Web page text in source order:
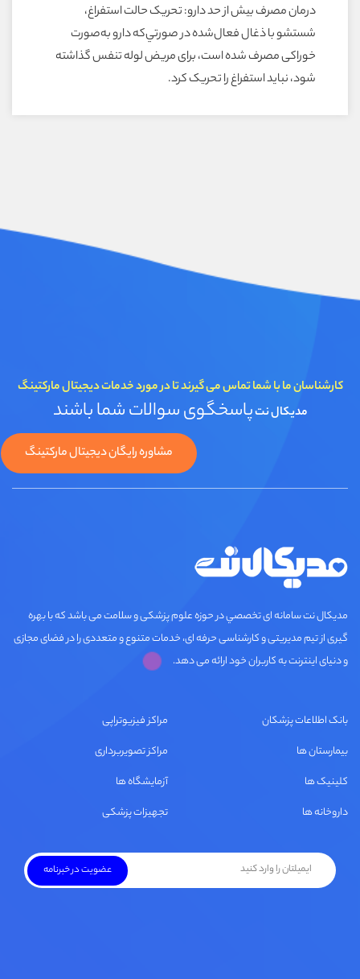
درمان مصرف بيش از حد دارو: تحريک حالت استفراغ،
شستشو با ذغال فعال‌شده در صورتي‌که دارو به‌صورت
خوراکى مصرف شده است، براى مريض لوله تنفس گذاشته
شود، نبايد استفراغ را تحريک کرد.
کارشناسان ما با شما تماس می گیرند تا در مورد خدمات دیجیتال مارکتینگ
مدیکال نتپاسخگوی سوالات شما باشند
مشاوره رایگان دیجیتال مارکتینگ
مديكال نت سامانه ای تخصصي در حوزه علوم پزشکی و سلامت می باشد که با بهره
گیری از تیم مدیریتی و کارشناسی حرفه ای، خدمات متنوع و متعددی را در فضای مجازی
و دنیای اینترنت به کاربران خود ارائه می دهد.
بانک اطلاعات پزشکان
بیمارستان ها
کلینیک ها
داروخانه ها
مراکز فیزیوتراپی
مراکز تصویربرداری
آزمایشگاه ها
تجهیزات پزشکی